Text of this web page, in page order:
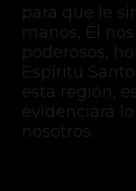
para que le
manos, Él
poderosos,
Espíritu
esta región,
evidenciará
nosotros.